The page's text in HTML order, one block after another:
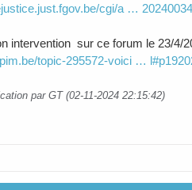
cgi/a …
intervention sur ce forum le 23/4/
topic-295572-voici …
par GT (02-11-2024 22:15:42)